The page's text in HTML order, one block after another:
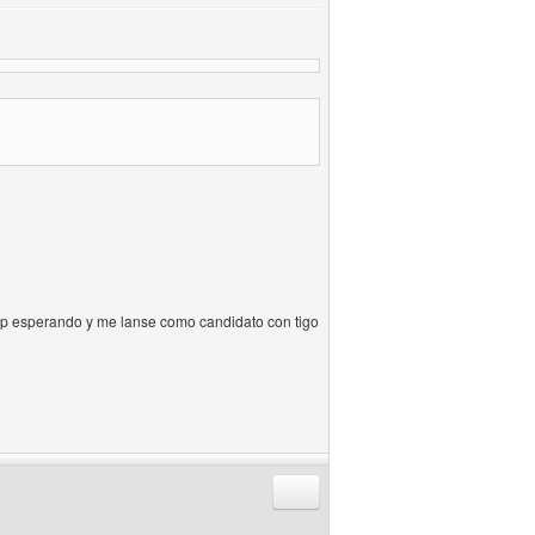
esperando y me lanse como candidato con tigo